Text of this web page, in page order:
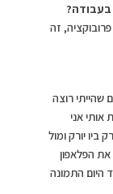
בעבודה?
זה
שהייתי רוצה
אותי אני
יורק ומול
את הפלאפון
היום התמונה